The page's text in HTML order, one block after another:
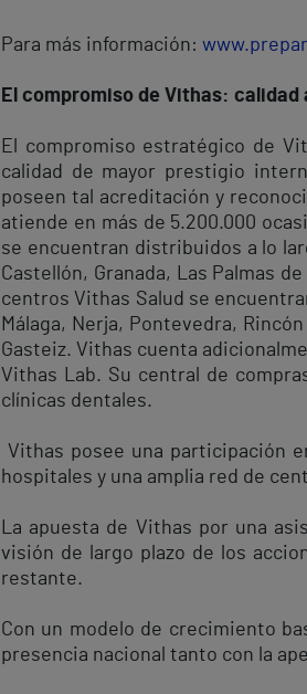
Para más información:
El compromiso de Vithas:
El compromiso estratégico de
calidad de mayor prestigio
poseen tal acreditación y
atiende en más de 5.200.000
se encuentran distribuidos a lo
Castellón, Granada, Las Palmas
centros Vithas Salud se
Málaga, Nerja, Pontevedra,
Gasteiz. Vithas cuenta
Vithas Lab. Su central de
clínicas dentales.
Vithas posee una participación
hospitales y una amplia red de
La apuesta de Vithas por una
visión de largo plazo de los
restante.
Con un modelo de crecimiento
presencia nacional tanto con la